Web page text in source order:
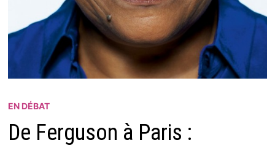
EN DÉBAT
De Ferguson à Paris :